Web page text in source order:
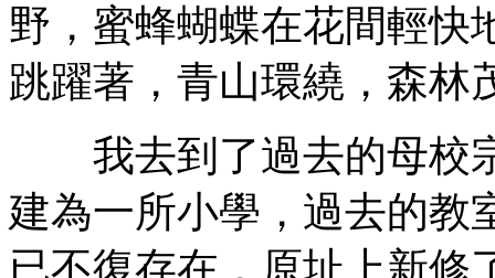
野，蜜蜂蝴蝶在花間輕快
跳躍著，青山環繞，森林
我去到了過去的母校
建為一所小學，過去的教
已不復存在，原址上新修